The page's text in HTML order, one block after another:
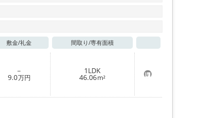
敷金/礼金 間取り/専有面積
－
9.0万円
1LDK
46.06m² お
気
に
入